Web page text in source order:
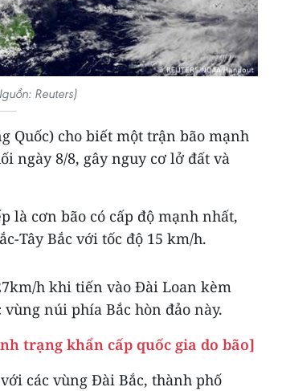
Reuters)
Quốc) cho biết một trận bão mạnh
ngày 8/8, gây nguy cơ lở đất và
là cơn bão có cấp độ mạnh nhất,
Tây Bắc với tốc độ 15 km/h.
h khi tiến vào Đài Loan kèm
núi phía Bắc hòn đảo này.
trạng khẩn cấp quốc gia do bão]
các vùng Đài Bắc, thành phố